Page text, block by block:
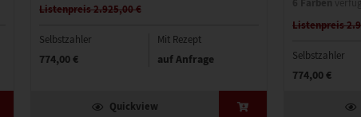
Listenpreis 2.925,00 €
Selbstzahler
774,00 €
Mit Rezept
auf Anfrage
Quickview
Listenpreis
Selbstzahler
774,00 €